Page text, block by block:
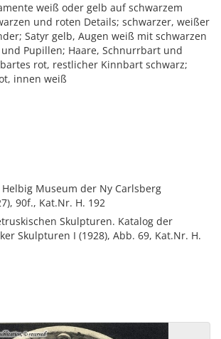
weiß oder gelb auf schwarzem
und roten Details; schwarzer, weißer
Satyr gelb, Augen weiß mit schwarzen
Pupillen; Haare, Schnurrbart und
rot, restlicher Kinnbart schwarz;
innen weiß
Helbig Museum der Ny Carlsberg
90f., Kat.Nr. H. 192
Skulpturen. Katalog der
Skulpturen I (1928), Abb. 69, Kat.Nr. H.